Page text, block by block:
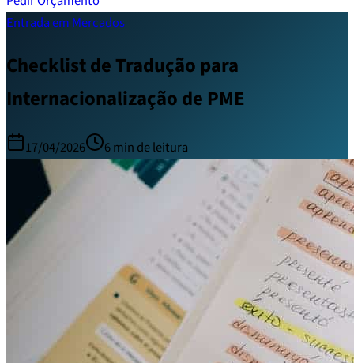
Entrada em Mercados
Checklist de Tradução para
Internacionalização de PME
17/04/2026 6min de leitura